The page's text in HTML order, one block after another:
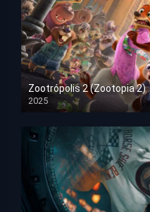
Zootrópolis 2 (Zootopia 2)
2025
HD 1080p